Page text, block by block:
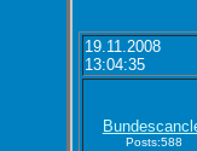
19.11.2008
13:04:35
Posts:588